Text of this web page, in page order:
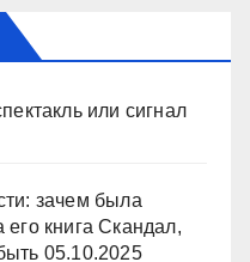
или сигнал
зачем была
книга Скандал,
05.10.2025